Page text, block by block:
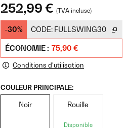
252,99 € (TVA incluse)
-30% CODE: FULLSWING30
ÉCONOMIE : 75,90 €
Conditions d'utilisation
COULEUR PRINCIPALE:
Noir Rouille
Disponible